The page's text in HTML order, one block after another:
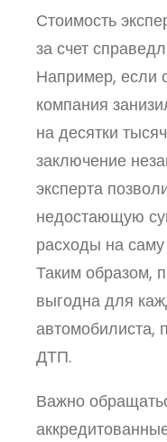
Стоимость
за счет
Например, если
компания
на десятки
заключение
эксперта
недостающую
расходы на саму
Таким образом,
выгодна для
автомобилиста,
ДТП.
Важно